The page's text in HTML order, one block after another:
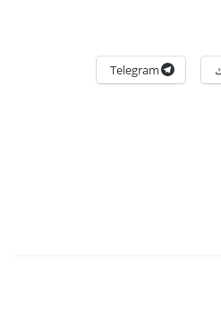
Telegram